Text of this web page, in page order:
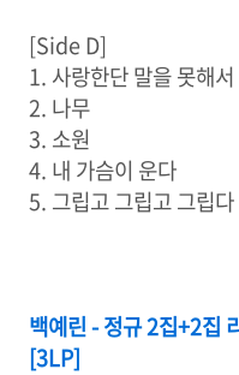
[Side D]
1. 사랑한단 말을 못해서
2. 나무
3. 소원
4. 내 가슴이 운다
5. 그립고 그립고 그립
백예린 - 정규 2집+2
[3LP]